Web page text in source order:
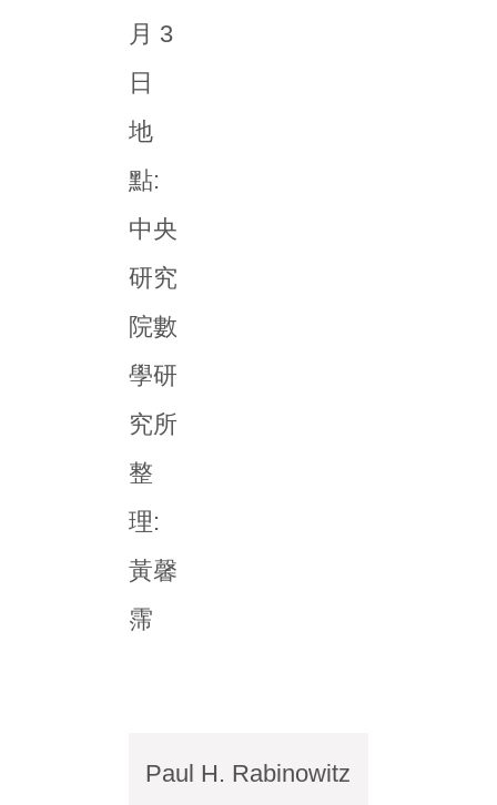
月 3
日
地
點:
中央
研究
院數
學研
究所
整
理:
黃馨
霈
Paul H. Rabinowitz